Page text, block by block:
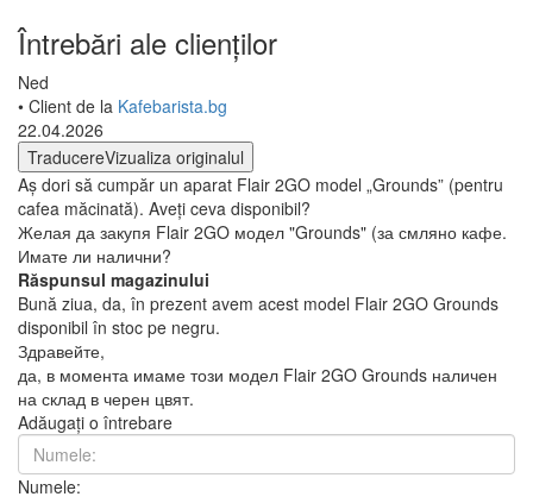
Întrebări ale clienților
Ned
• Client de la Kafebarista.bg
22.04.2026
TraducereVizualiza originalul
Aș dori să cumpăr un aparat Flair 2GO model „Grounds” (pentru
cafea măcinată). Aveți ceva disponibil?
Желая да закупя Flair 2GO модел "Grounds" (за смляно кафе.
Имате ли налични?
Răspunsul magazinului
Bună ziua, da, în prezent avem acest model Flair 2GO Grounds
disponibil în stoc pe negru.
Здравейте,
да, в момента имаме този модел Flair 2GO Grounds наличен
на склад в черен цвят.
Adăugați o întrebare
Numele: